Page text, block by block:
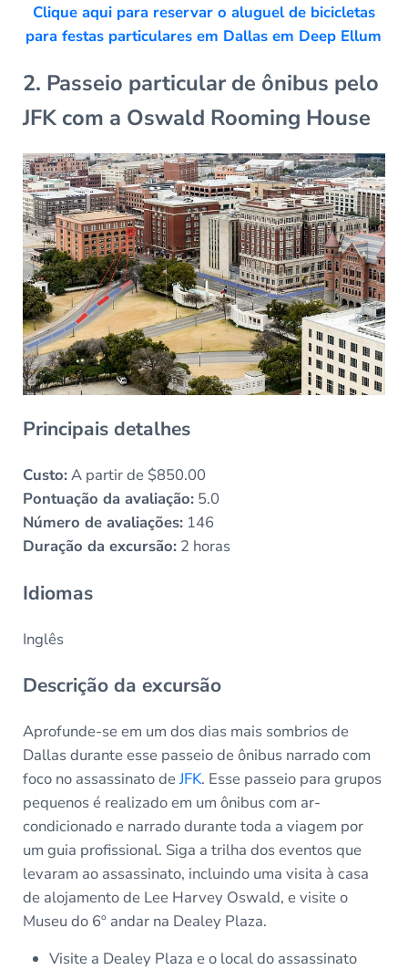
Clique aqui para reservar o aluguel de bicicletas
para festas particulares em Dallas em Deep Ellum
2. Passeio particular de ônibus pelo
JFK com a Oswald Rooming House
Principais detalhes
Custo:A partir de $850.00
Pontuação da avaliação:5.0
Número de avaliações:146
Duração da excursão:2 horas
Idiomas
Inglês
Descrição da excursão
Aprofunde-se em um dos dias mais sombrios de
Dallas durante esse passeio de ônibus narrado com
foco no assassinato deJFK. Esse passeio para grupos
pequenos é realizado em um ônibus com ar-
condicionado e narrado durante toda a viagem por
um guia profissional. Siga a trilha dos eventos que
levaram ao assassinato, incluindo uma visita à casa
de alojamento de Lee Harvey Oswald, e visite o
Museu do 6º andar na Dealey Plaza.
Visite a Dealey Plaza e o local do assassinato